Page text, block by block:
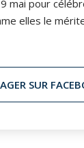
mai pour
elles le
SUR